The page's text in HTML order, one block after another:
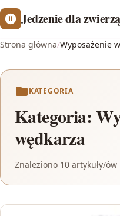
Jedzenie dla
Strona główna/Wyposażenie
KATEGORIA
Kategoria:
wędkarza
Znaleziono 10 artykuły/ów